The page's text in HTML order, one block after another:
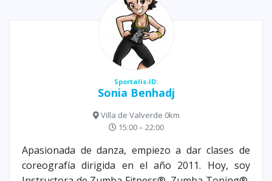
Sportalis-ID:
Sonia Benhadj
Villa de Valverde 0km
15:00 – 22:00
Apasionada de danza, empiezo a dar clases de
coreografía dirigida en el año 2011. Hoy, soy